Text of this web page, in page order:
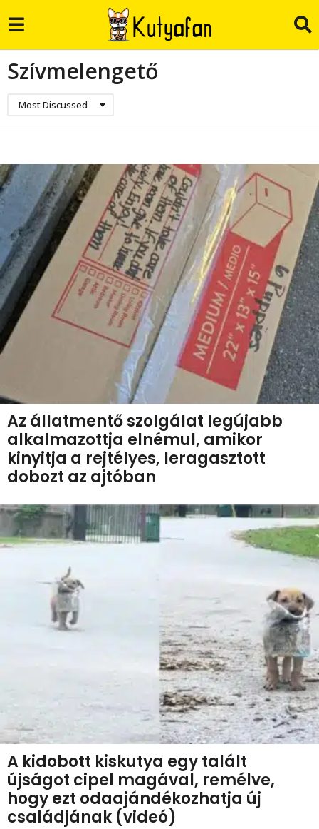
Szívmelengető
Most Discussed
Az állatmentő szolgálat legújabb
alkalmazottja elnémul, amikor
kinyitja a rejtélyes, leragasztott
dobozt az ajtóban
A kidobott kiskutya egy talált
újságot cipel magával, remélve,
hogy ezt odaajándékozhatja új
családjának (videó)